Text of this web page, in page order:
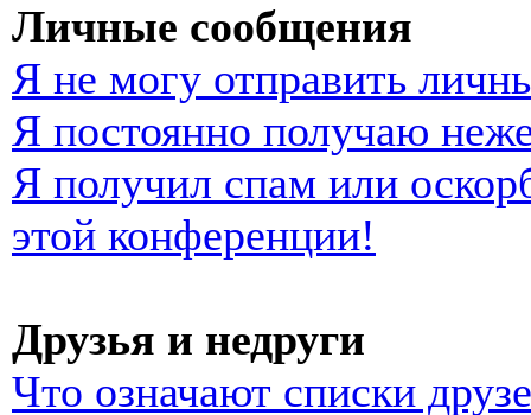
Личные сообщения
Я не могу отправить
Я постоянно получаю
Я получил спам или
этой конференции!
Друзья и недруги
Что означают списки